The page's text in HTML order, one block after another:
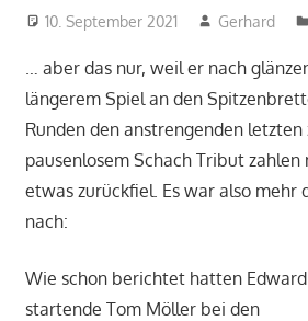
10. September 2021 Gerhard
… aber das nur, weil er nach
längerem Spiel an den
Runden den anstrengenden
pausenlosem Schach Tribut zahlen
etwas zurückfiel. Es war also mehr
nach:
Wie schon berichtet hatten Edward
startende Tom Möller bei den